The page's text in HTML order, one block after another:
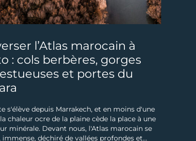
l’Atlas marocain à
: cols berbères, gorges
et portes du
s'élève depuis Marrakech, et en moins d'une
chaleur ocre de la plaine cède la place à une
minérale. Devant nous, l'Atlas marocain se
immense, déchiré de vallées profondes et